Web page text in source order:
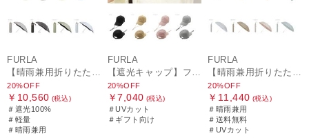
FURLA
【晴雨兼用折りたたみ日傘】フルラ (FURLA) ジッパー刺繍 遮光100 UV100 軽量
20%OFF
￥10,560 (税込)
＃遮光100%
＃軽量
＃晴雨兼用
FURLA
【遮光キャップ】フルラ (FURLA) アーチロゴ キャップ 遮光UV帽子
20%OFF
￥7,040 (税込)
＃UVカット
＃ギフト向け
FURLA
【晴雨兼用折りたたみ日傘】フルラ (FURLA) パールリボンジャガード 遮光99.99 遮熱 UV99.99
20%OFF
￥11,440 (税込)
＃晴雨兼用
＃送料無料
＃UVカット